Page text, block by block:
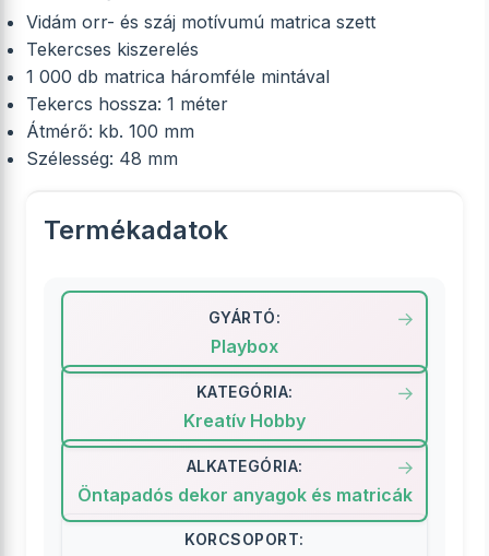
Vidám orr- és száj motívumú matrica szett
Tekercses kiszerelés
1 000 db matrica háromféle mintával
Tekercs hossza: 1 méter
Átmérő: kb. 100 mm
Szélesség: 48 mm
Termékadatok
GYÁRTÓ:
Playbox
KATEGÓRIA:
Kreatív Hobby
ALKATEGÓRIA:
Öntapadós dekor anyagok és matricák
KORCSOPORT: